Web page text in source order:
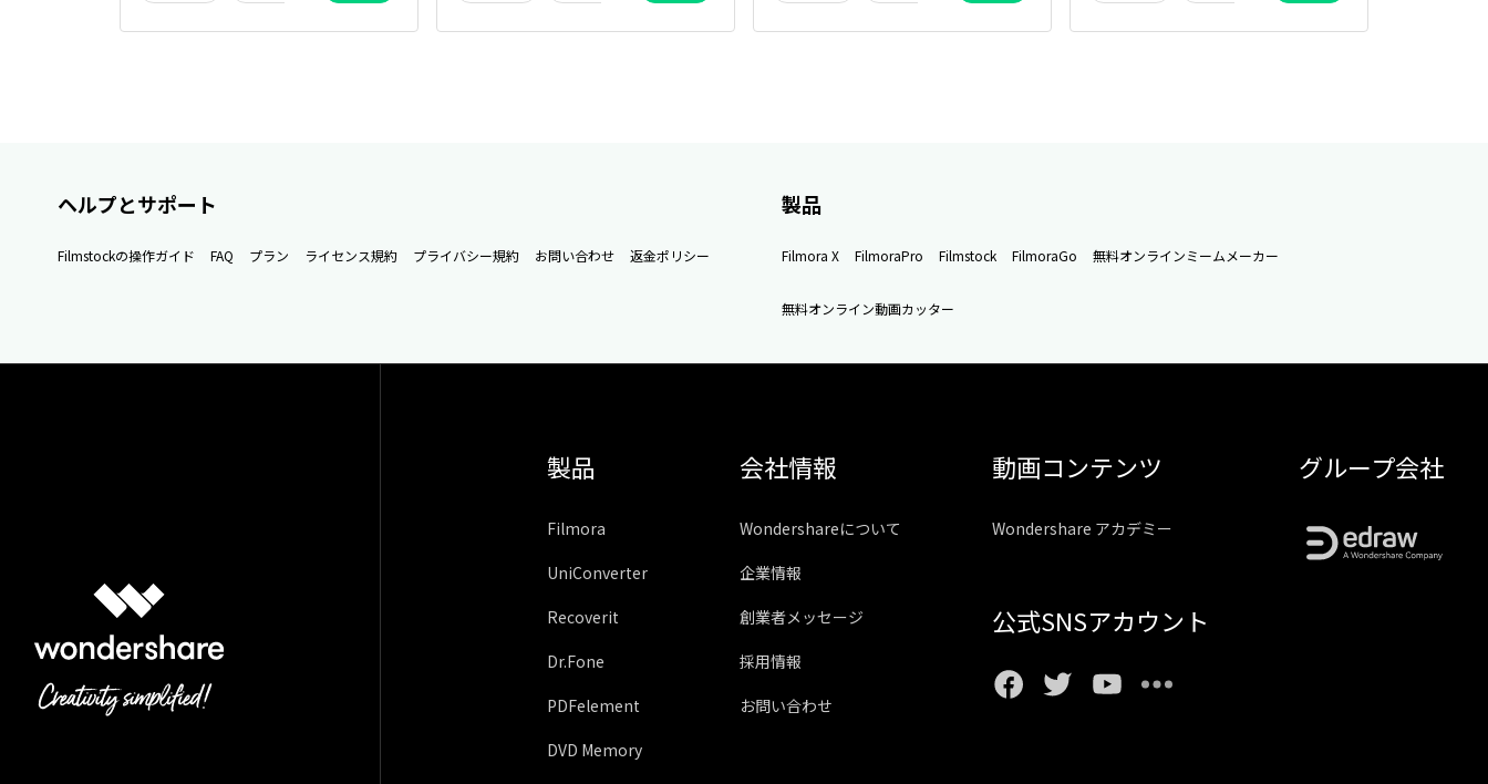
ヘルプとサポート
Filmstockの操作ガイド FAQ プラン ライセンス規約 プライバシー規約 お問い合わせ 返金ポリシー
製品
Filmora X FilmoraPro Filmstock FilmoraGo 無料オンラインミームメーカー
無料オンライン動画カッター
製品
Filmora
UniConverter
Recoverit
Dr.Fone
PDFelement
DVD Memory
会社情報
Wondershareについて
企業情報
創業者メッセージ
採用情報
お問い合わせ
動画コンテンツ
Wondershare アカデミー
公式SNSアカウント
グループ会社